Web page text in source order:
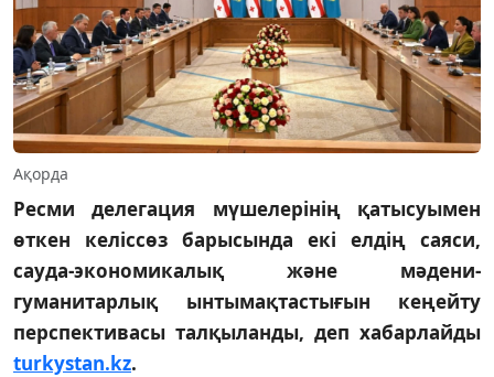
Ақорда
Ресми делегация мүшелерінің қатысуымен
өткен келіссөз барысында екі елдің саяси,
сауда-экономикалық және мәдени-
гуманитарлық ынтымақтастығын кеңейту
перспективасы талқыланды, деп хабарлайды
turkystan.kz.